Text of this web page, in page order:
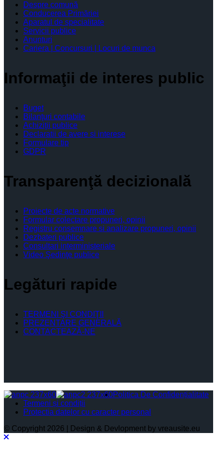
Despre comună
Conducerea Primăriei
Aparatul de specialitate
Servicii publice
Anunturi
Cariera | Concursuri | Locuri de munca
Informaţii de interes public
Buget
Bilanţuri contabile
Achiziţii publice
Declaratii de avere si interese
Formulare tip
GDPR
Transparenţă decizională
Proiecte de acte normative
Formular colectare propuneri, opinii
Registru consemnare si analizare propuneri, opinii
Dezbateri publice
Consultari interministeriale
Video Şedinţe publice
Legături rapide
TERMENI ŞI CONDIŢII
PREZENTARE GENERALĂ
CONTACTEAZĂ-NE
Politica De Confidențialitate
Termeni și condiții
Protectia datelor cu caracter personal
© Copyright 2026 | Design & Devlopment by vreausite.eu